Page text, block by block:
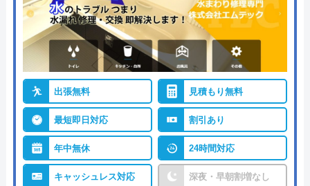
出張無料 見積もり無料
最短即日対応 割引あり
年中無休 24時間対応
キャッシュレス対応 深夜・早朝割増なし